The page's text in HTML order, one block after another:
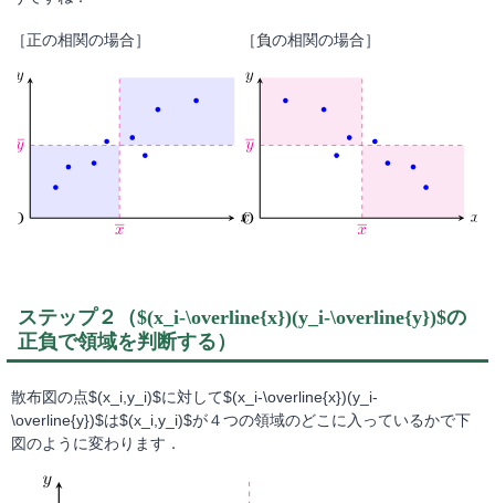
［正の相関の場合］ ［負の相関の場合］
ステップ２（$(x_i-\overline{x})(y_i-\overline{y})$の
正負で領域を判断する）
散布図の点$(x_i,y_i)$に対して$(x_i-\overline{x})(y_i-
\overline{y})$は$(x_i,y_i)$が４つの領域のどこに入っているかで下
図のように変わります．